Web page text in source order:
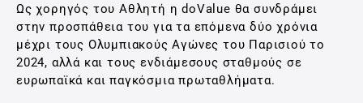
Ως χορηγός του Αθλητή η doValue θα συνδράμει
στην προσπάθεια του για τα επόμενα δύο χρόνια
μέχρι τους Ολυμπιακούς Αγώνες του Παρισιού το
2024, αλλά και τους ενδιάμεσους σταθμούς σε
ευρωπαϊκά και παγκόσμια πρωταθλήματα.